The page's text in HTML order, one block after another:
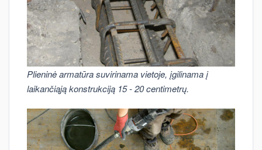
Plieninė armatūra suvirinama vietoje, įgilinama į
laikančiąją konstrukciją 15 - 20 centimetrų.